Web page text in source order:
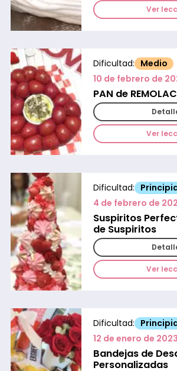
Ver
Dificultad: Medio
10 de febrero de
PAN de
Ver
Dificultad:
4 de febrero de
Suspiritos
de Suspiritos
Ver
Dificultad:
12 de enero de 2023
Bandejas de
Personalizadas